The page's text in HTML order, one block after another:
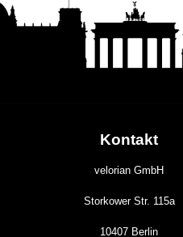
Kontakt
velorian GmbH
Storkower Str. 115a
10407 Berlin